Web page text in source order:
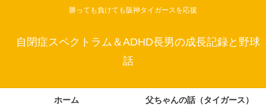
勝っても負けても阪神タイガースを応援
自閉症スペクトラム＆ADHD長男の成長記録と野球
話
ホーム 父ちゃんの話（タイガース）